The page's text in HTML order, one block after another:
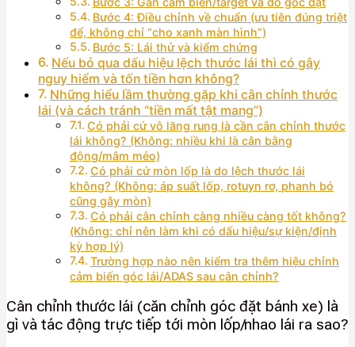
Bước 4: Điều chỉnh về chuẩn (ưu tiên đúng triệt
để, không chỉ “cho xanh màn hình”)
Bước 5: Lái thử và kiểm chứng
Nếu bỏ qua dấu hiệu lệch thước lái thì có gây
nguy hiểm và tốn tiền hơn không?
Những hiểu lầm thường gặp khi cân chỉnh thước
lái (và cách tránh “tiền mất tật mang”)
Có phải cứ vô lăng rung là cần cân chỉnh thước
lái không? (Không: nhiều khi là cân bằng
động/mâm méo)
Có phải cứ mòn lốp là do lệch thước lái
không? (Không: áp suất lốp, rotuyn rơ, phanh bó
cũng gây mòn)
Có phải cân chỉnh càng nhiều càng tốt không?
(Không: chỉ nên làm khi có dấu hiệu/sự kiện/định
kỳ hợp lý)
Trường hợp nào nên kiểm tra thêm hiệu chỉnh
cảm biến góc lái/ADAS sau cân chỉnh?
Cân chỉnh thước lái (căn chỉnh góc đặt bánh xe) là
gì và tác động trực tiếp tới mòn lốp/nhao lái ra sao?